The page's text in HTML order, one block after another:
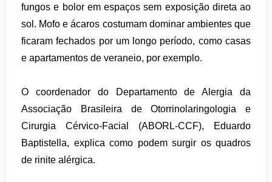
fungos e bolor em espaços sem exposição direta ao
sol. Mofo e ácaros costumam dominar ambientes que
ficaram fechados por um longo período, como casas
e apartamentos de veraneio, por exemplo.
O coordenador do Departamento de Alergia da
Associação Brasileira de Otorrinolaringologia e
Cirurgia Cérvico-Facial (ABORL-CCF), Eduardo
Baptistella, explica como podem surgir os quadros
de rinite alérgica.